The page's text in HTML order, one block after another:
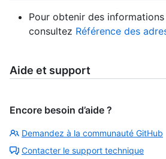
Pour obtenir des
consultez Référence des
Aide et support
Encore besoin d’aide ?
Demandez à la communauté GitHub
Contacter le support technique